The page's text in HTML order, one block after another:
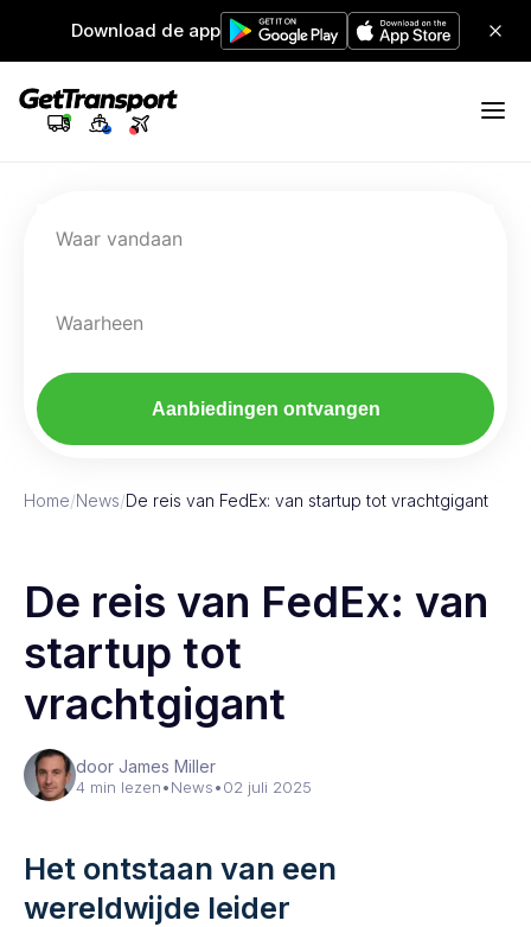
Download de app
Waar vandaan
Waarheen
Aanbiedingen ontvangen
Home/News/De reis van FedEx: van startup tot vrachtgigant
De reis van FedEx: van
startup tot
vrachtgigant
door James Miller
4 min lezen•News•02 juli 2025
Het ontstaan van een
wereldwijde leider